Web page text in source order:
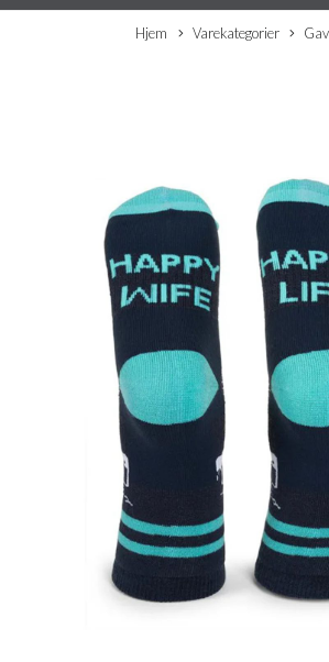
Hjem Varekategorier